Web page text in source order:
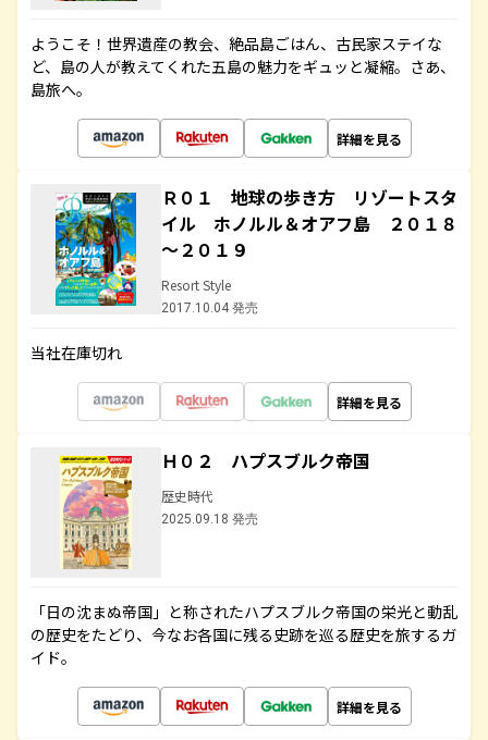
ようこそ！世界遺産の教会、絶品島ごはん、古民家ステイな
ど、島の人が教えてくれた五島の魅力をギュッと凝縮。さあ、
島旅へ。
詳細を見る
Ｒ０１ 地球の歩き方 リゾートスタ
イル ホノルル＆オアフ島 ２０１８
～２０１９
Resort Style
2017.10.04 発売
当社在庫切れ
詳細を見る
Ｈ０２ ハプスブルク帝国
歴史時代
2025.09.18 発売
「日の沈まぬ帝国」と称されたハプスブルク帝国の栄光と動乱
の歴史をたどり、今なお各国に残る史跡を巡る歴史を旅するガ
イド。
詳細を見る